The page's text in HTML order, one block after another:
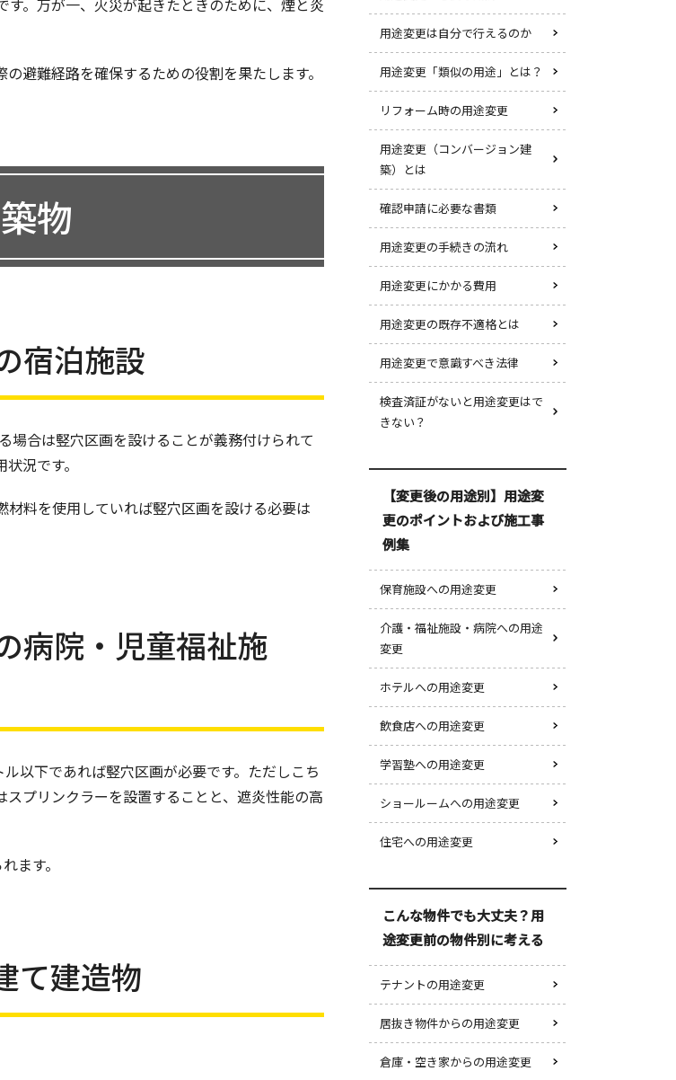
。万が一、火災が起きたときのために、煙と炎
避難経路を確保するための役割を果たします。
物
宿泊施設
場合は竪穴区画を設けることが義務付けられて
況です。
料を使用していれば竪穴区画を設ける必要は
病院・児童福祉施
以下であれば竪穴区画が必要です。ただしこち
プリンクラーを設置することと、遮炎性能の高
ます。
て建造物
用途変更は自分で行えるのか
用途変更「類似の用途」とは？
リフォーム時の用途変更
用途変更（コンバージョン建
築）とは
確認申請に必要な書類
用途変更の手続きの流れ
用途変更にかかる費用
用途変更の既存不適格とは
用途変更で意識すべき法律
検査済証がないと用途変更はで
きない？
【変更後の用途別】用途変
更のポイントおよび施工事
例集
保育施設への用途変更
介護・福祉施設・病院への用途
変更
ホテルへの用途変更
飲食店への用途変更
学習塾への用途変更
ショールームへの用途変更
住宅への用途変更
こんな物件でも大丈夫？用
途変更前の物件別に考える
テナントの用途変更
居抜き物件からの用途変更
倉庫・空き家からの用途変更